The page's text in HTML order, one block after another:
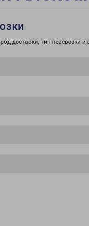
доставки, тип перевозки и